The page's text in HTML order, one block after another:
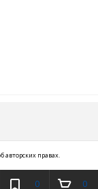
0 0
правах.